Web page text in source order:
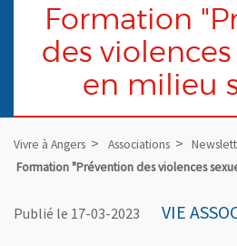
Formation
des
en milieu
Vivre à Angers Associations
Formation "Prévention des violences
Publié le 17-03-2023 VIE